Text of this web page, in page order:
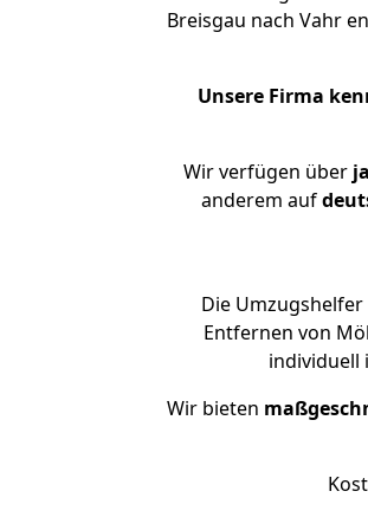
Breisgau nach Vahr
Unsere Firma
Wir verfügen über
anderem auf
Die
Entfernen von
individuell
Wir bieten